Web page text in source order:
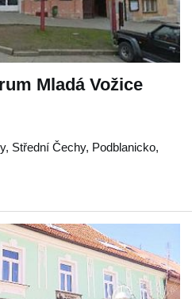
Mladá Vožice
, Střední Čechy, Podblanicko,